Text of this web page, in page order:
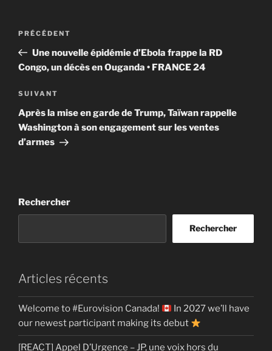
Navigation
l’article
Article
précédent
PRÉCÉDENT
Une nouvelle épidémie d’Ebola frappe la RD
Congo, un décès en Ouganda • FRANCE 24
Article
suivant
SUIVANT
Après la mise en garde de Trump, Taïwan rappelle
Washington à son engagement sur les ventes
d’armes
Rechercher
Rechercher
Articles récents
Welcome to #Eurovision Canada!
In 2027 we’ll have
our newest participant making its debut
[REACT] Appel D’Urgence – JP, une voix hors du